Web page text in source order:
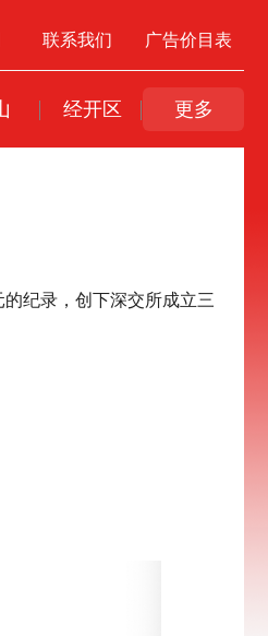
联系我们 广告价目表
经开区 更多
纪录，创下深交所成立三